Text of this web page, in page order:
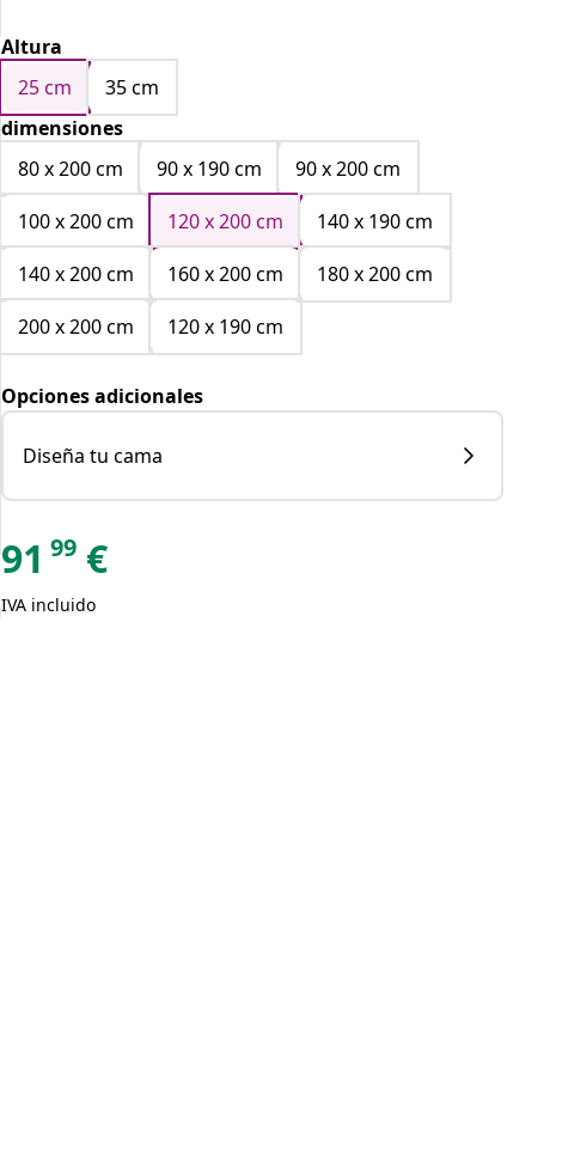
Altura
25 cm
35 cm
dimensiones
80 x 200 cm
90 x 190 cm
90 x 200 cm
100 x 200 cm
120 x 200 cm
140 x 190 cm
140 x 200 cm
160 x 200 cm
180 x 200 cm
200 x 200 cm
120 x 190 cm
Opciones adicionales
Diseña tu cama
91 99 €
IVA incluido